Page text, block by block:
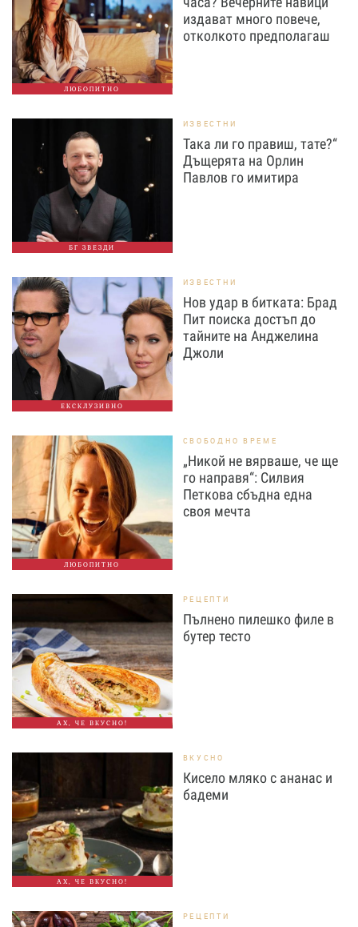
ЛЮБОПИТНО
издават много повече,
отколкото предполагаш
БГ ЗВЕЗДИ
ИЗВЕСТНИ
Така ли го правиш, тате?“
Дъщерята на Орлин
Павлов го имитира
ЕКСКЛУЗИВНО
ИЗВЕСТНИ
Нов удар в битката: Брад
Пит поиска достъп до
тайните на Анджелина
Джоли
ЛЮБОПИТНО
СВОБОДНО ВРЕМЕ
„Никой не вярваше, че ще
го направя“: Силвия
Петкова сбъдна една
своя мечта
АХ, ЧЕ ВКУСНО!
РЕЦЕПТИ
Пълнено пилешко филе в
бутер тесто
АХ, ЧЕ ВКУСНО!
ВКУСНО
Кисело мляко с ананас и
бадеми
РЕЦЕПТИ